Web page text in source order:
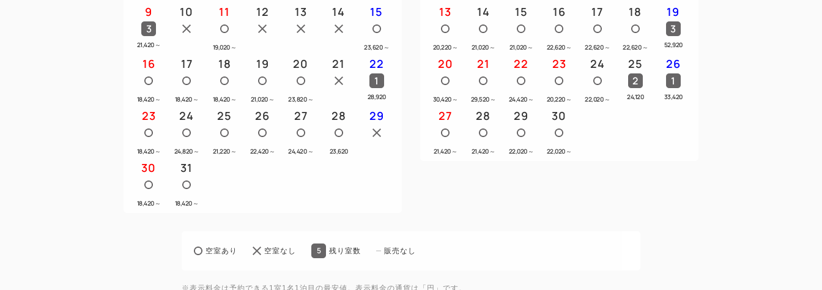
━━ご朝食━━
大きな窓に囲まれたレストラン「SAKURA」では、イタリアンをメイン
とした洋食と和食派にもうれしい白米に合うお惣菜などビュッフェ形式
の朝食をご用意しています。
【会場】３F テナント【SAKURA】
【営業時間】7：00～10：00（最終入店9:30）
■宿泊者ラウンジにてコーヒーなどのドリンクをご用意
━━アクセス━━
9
3
21,420 ～
10 11
19,020 ～
12 13 14 15
23,620 ～
16
18,420 ～
17
18,420 ～
18
18,420 ～
19
21,020 ～
20
23,820 ～
21 22
1
28,920
23
18,420 ～
24
24,820 ～
25
21,220 ～
26
22,420 ～
27
24,420 ～
28
23,620
29
30
18,420 ～
31
18,420 ～
13
20,220 ～
14
21,020 ～
15
21,020 ～
16
22,620 ～
17
22,620 ～
18
22,620 ～
19
3
52,920
20
30,420 ～
21
29,520 ～
22
24,420 ～
23
20,220 ～
24
22,020 ～
25
2
24,120
26
1
33,420
27
21,420 ～
28
21,420 ～
29
22,020 ～
30
22,020 ～
空室あり 空室なし 5 残り室数 販売なし
※表示料金は予約できる1室1名1泊目の最安値。表示料金の通貨は「円」です。